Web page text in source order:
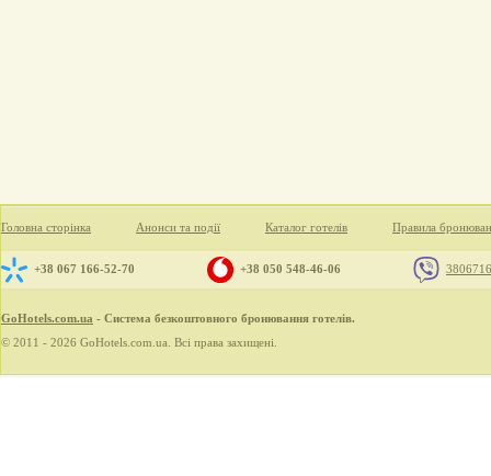
Головна сторінка Анонси та події Каталог готелів Правила
+38 067 166-52-70 +38 050 548-46-06
GoHotels.com.ua - Система безкоштовного бронювання готелів.
© 2011 - 2026 GoHotels.com.ua. Всі права захищені.